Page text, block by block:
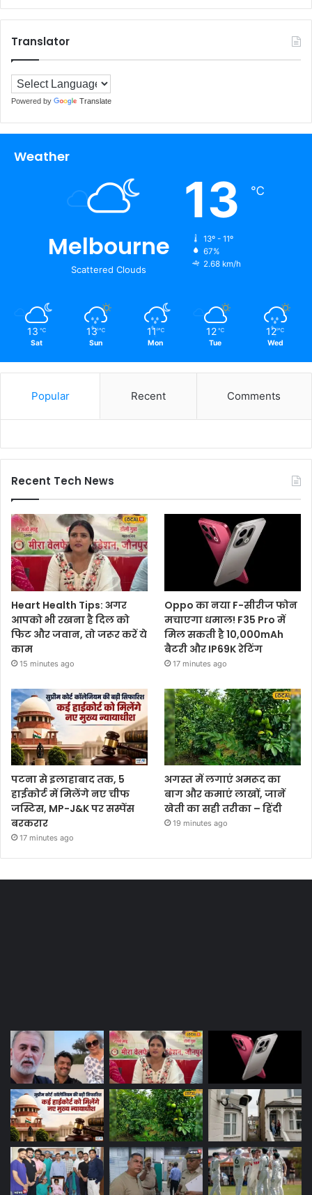
Translator
Powered by Translate
Weather
Melbourne
Scattered Clouds
13 ℃
13º - 11º
67%
2.68 km/h
13 ℃
Sat
13 ℃
Sun
11 ℃
Mon
12 ℃
Tue
12 ℃
Wed
Popular Recent Comments
Recent Tech News
Heart Health Tips: अगर
आपको भी रखना है दिल को
फिट और जवान, तो जरूर करें ये
काम
15 minutes ago
Oppo का नया F-सीरीज फोन
मचाएगा धमाल! F35 Pro में
मिल सकती है 10,000mAh
बैटरी और IP69K रेटिंग
17 minutes ago
पटना से इलाहाबाद तक, 5
हाईकोर्ट में मिलेंगे नए चीफ
जस्टिस, MP-J&K पर सस्पेंस
बरकरार
17 minutes ago
अगस्त में लगाएं अमरूद का
बाग और कमाएं लाखों, जानें
खेती का सही तरीका – हिंदी
19 minutes ago